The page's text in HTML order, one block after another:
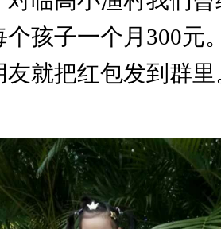
个孩子一个月300元
友就把红包发到群